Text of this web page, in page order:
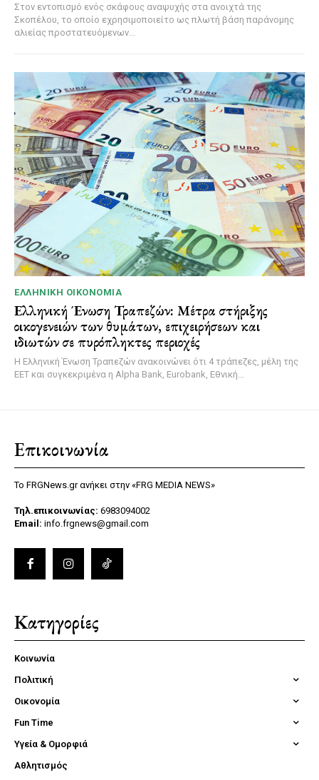
Στον εντοπισμό ενός σκάφους αναψυχής στα ανοιχτά της
Σκοπέλου, το οποίο εχρησιμοποιείτο ως πλωτή βάση παράνομης
αλιείας προστατευόμενων...
ΕΛΛΗΝΙΚΉ ΟΙΚΟΝΟΜΊΑ
Ελληνική Ένωση Τραπεζών: Μέτρα στήριξης
οικογενειών των θυμάτων, επιχειρήσεων και
ιδιωτών σε πυρόπληκτες περιοχές
Η Ελληνική Ένωση Τραπεζών ανακοινώνει ότι 4 τράπεζες, μέλη της
ΕΕΤ και συγκεκριμένα η Alpha Bank, Eurobank, Εθνική...
Επικοινωνία
Το FRGNews.gr ανήκει στην «FRG MEDIA NEWS»
Τηλ.επικοινωνίας: 6983094002
Email: info.frgnews@gmail.com
Κατηγορίες
Κοινωνία
Πολιτική
Οικονομία
Fun Time
Υγεία & Ομορφιά
Αθλητισμός